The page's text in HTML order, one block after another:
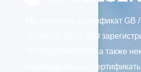
Мы получили сертификат GB
/ISO9001: 2015; ISO
06718Q20463R0M, а также
индивидуальные